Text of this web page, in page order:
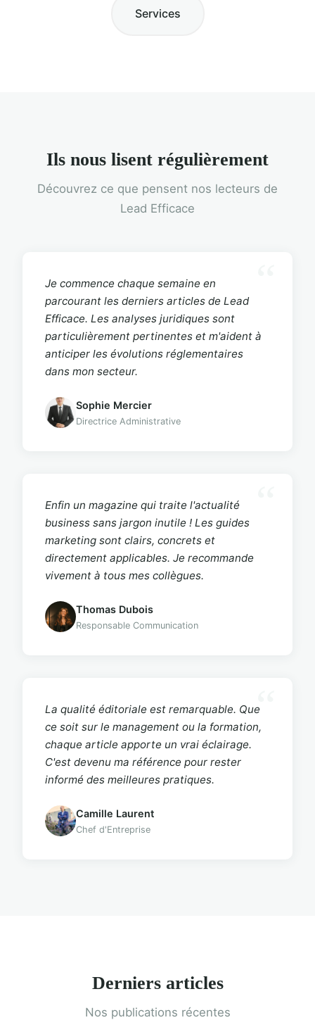
Services
Ils nous lisent régulièrement
Découvrez ce que pensent nos lecteurs de
Lead Efficace
Je commence chaque semaine en
parcourant les derniers articles de Lead
Efficace. Les analyses juridiques sont
particulièrement pertinentes et m'aident à
anticiper les évolutions réglementaires
dans mon secteur.
Sophie Mercier
Directrice Administrative
Enfin un magazine qui traite l'actualité
business sans jargon inutile ! Les guides
marketing sont clairs, concrets et
directement applicables. Je recommande
vivement à tous mes collègues.
Thomas Dubois
Responsable Communication
La qualité éditoriale est remarquable. Que
ce soit sur le management ou la formation,
chaque article apporte un vrai éclairage.
C'est devenu ma référence pour rester
informé des meilleures pratiques.
Camille Laurent
Chef d'Entreprise
Derniers articles
Nos publications récentes